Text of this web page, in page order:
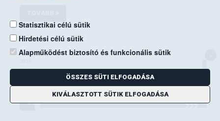
GYIK_takarmány
TOVÁBB >
Statisztikai célú sütik
Hirdetési célú sütik
Alapműködést biztosító és funkcionális sütik
ÖSSZES SÜTI ELFOGADÁSA
KIVÁLASZTOTT SÜTIK ELFOGADÁSA